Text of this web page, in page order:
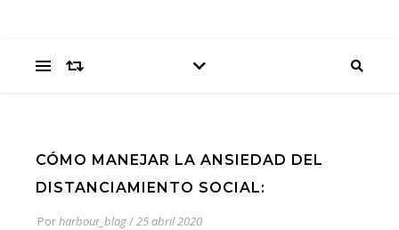
CÓMO MANEJAR LA ANSIEDAD DEL
DISTANCIAMIENTO SOCIAL:
Porharbour_blog/25 abril 2020